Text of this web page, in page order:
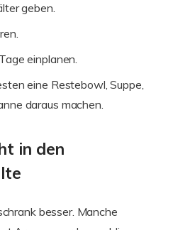
geben.
einplanen.
eine Restebowl, Suppe,
daraus machen.
in den
besser. Manche